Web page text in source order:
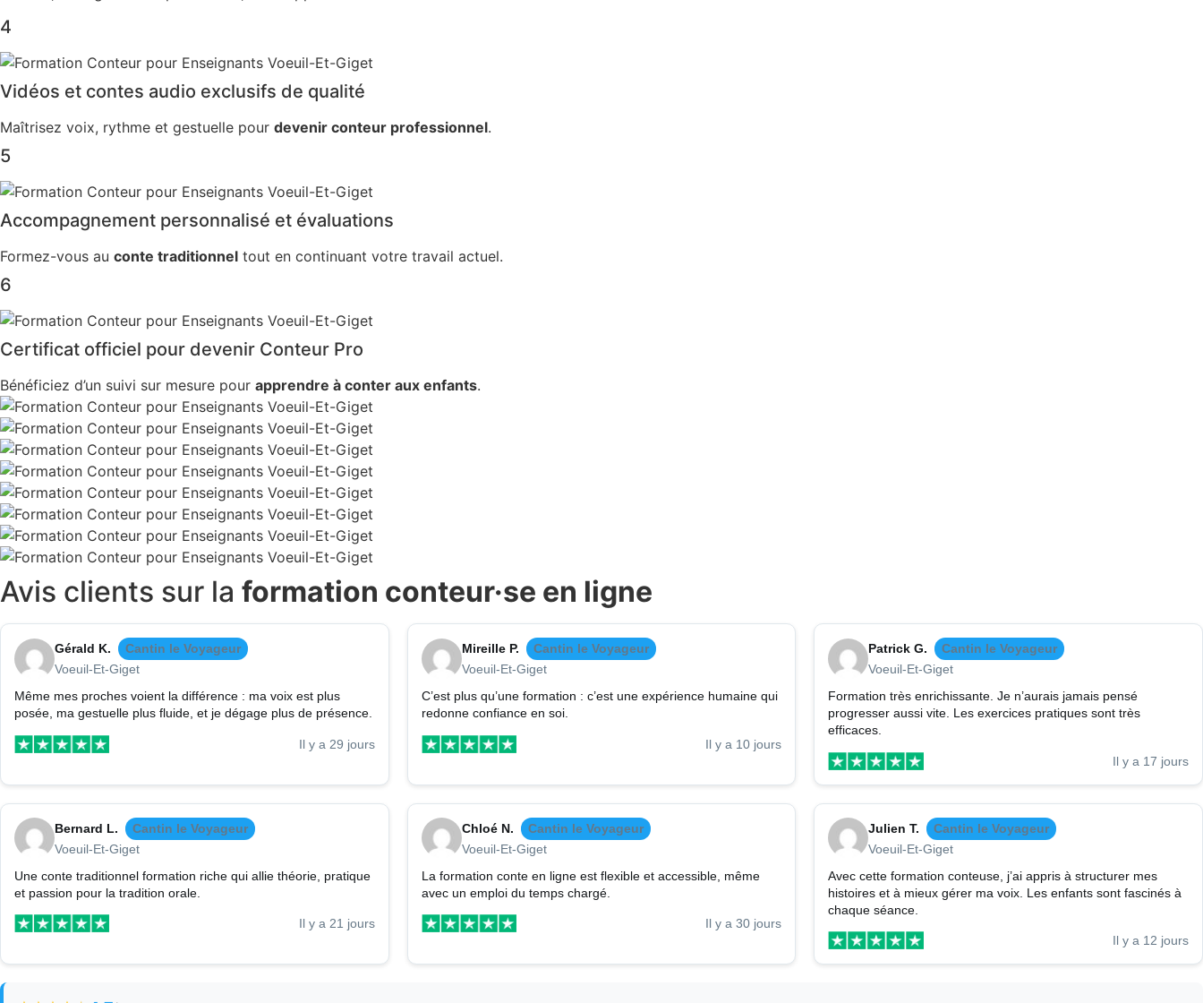
4
Vidéos et contes audio exclusifs de qualité
Maîtrisez voix, rythme et gestuelle pour devenir conteur professionnel.
5
Accompagnement personnalisé et évaluations
Formez-vous au conte traditionnel tout en continuant votre travail actuel.
6
Certificat officiel pour devenir Conteur Pro
Bénéficiez d’un suivi sur mesure pour apprendre à conter aux enfants.
Avis clients sur la formation conteur·se en ligne
Gérald K.
Cantin le Voyageur
Voeuil-Et-Giget
Même mes proches voient la différence : ma voix est plus
posée, ma gestuelle plus fluide, et je dégage plus de présence.
Il y a 29 jours
Mireille P.
Cantin le Voyageur
Voeuil-Et-Giget
C’est plus qu’une formation : c’est une expérience humaine qui
redonne confiance en soi.
Il y a 10 jours
Patrick G.
Cantin le Voyageur
Voeuil-Et-Giget
Formation très enrichissante. Je n’aurais jamais pensé
progresser aussi vite. Les exercices pratiques sont très
efficaces.
Il y a 17 jours
Bernard L.
Cantin le Voyageur
Voeuil-Et-Giget
Une conte traditionnel formation riche qui allie théorie, pratique
et passion pour la tradition orale.
Il y a 21 jours
Chloé N.
Cantin le Voyageur
Voeuil-Et-Giget
La formation conte en ligne est flexible et accessible, même
avec un emploi du temps chargé.
Il y a 30 jours
Julien T.
Cantin le Voyageur
Voeuil-Et-Giget
Avec cette formation conteuse, j’ai appris à structurer mes
histoires et à mieux gérer ma voix. Les enfants sont fascinés à
chaque séance.
Il y a 12 jours